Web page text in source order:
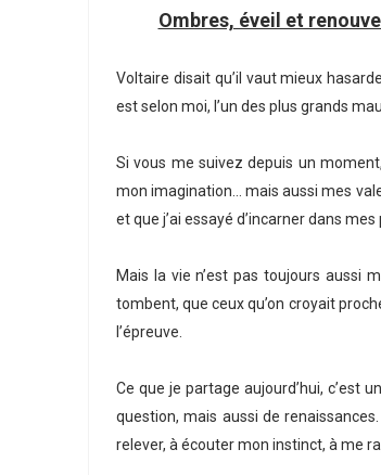
Ombres, éveil et
Voltaire disait qu’il vaut mieux
est selon moi, l’un des plus grands
Si vous me suivez depuis un
mon imagination… mais aussi mes
et que j’ai essayé d’incarner dans
Mais la vie n’est pas toujours aussi
tombent, que ceux qu’on croyait
l’épreuve.
Ce que je partage aujourd’hui, c’est
question, mais aussi de
relever, à écouter mon instinct, à me